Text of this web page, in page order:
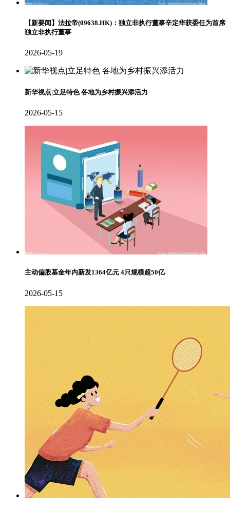
【新要闻】法拉帝(09638.HK)：独立非执行董事辛定华获委任为首席
独立非执行董事
2026-05-19
新华视点|立足特色 各地为乡村振兴添活力
2026-05-15
主动偏股基金年内新发1364亿元 4只规模超50亿
2026-05-15